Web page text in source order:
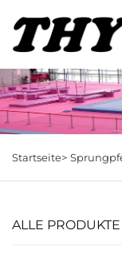
Startseite>
ALLE PRODUKTE